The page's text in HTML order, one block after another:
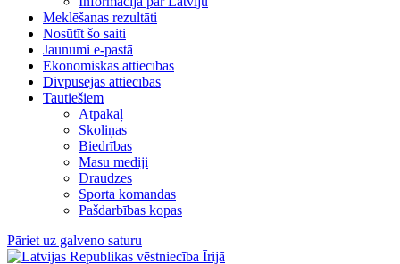
Meklēšanas rezultāti
Nosūtīt šo saiti
Jaunumi e-pastā
Ekonomiskās attiecības
Divpusējās attiecības
Tautiešiem
Atpakaļ
Skoliņas
Biedrības
Masu mediji
Draudzes
Sporta komandas
Pašdarbības kopas
Pāriet uz galveno saturu